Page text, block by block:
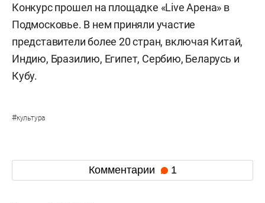
Конкурс прошел на площадке «Live Арена» в
Подмосковье. В нем приняли участие
представители более 20 стран, включая Китай,
Индию, Бразилию, Египет, Сербию, Беларусь и
Кубу.
#культура
Комментарии 1